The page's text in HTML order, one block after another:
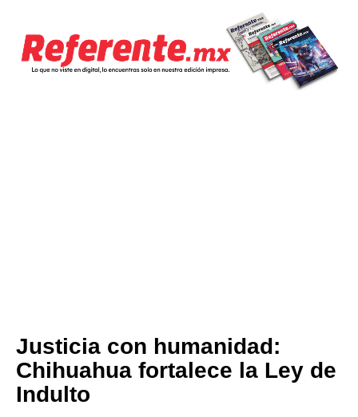
Justicia con humanidad:
Chihuahua fortalece la Ley de
Indulto